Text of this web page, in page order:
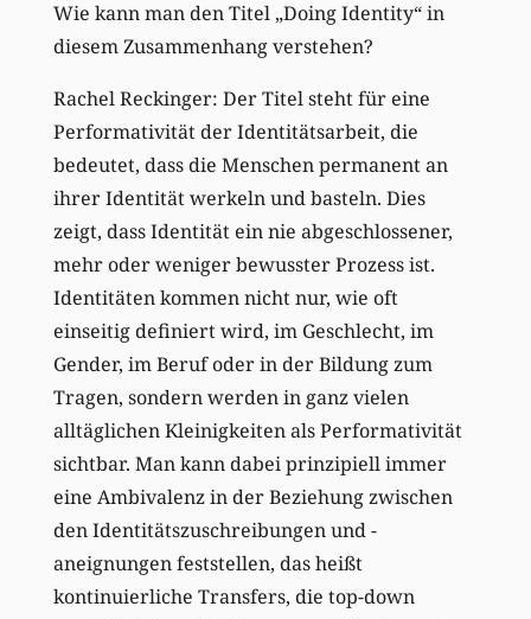
Wie kann man den Titel „Doing Identity“ in
diesem Zusammenhang verstehen?
Rachel Reckinger: Der Titel steht für eine
Performativität der Identitätsarbeit, die
bedeutet, dass die Menschen permanent an
ihrer Identität werkeln und basteln. Dies
zeigt, dass Identität ein nie abgeschlossener,
mehr oder weniger bewusster Prozess ist.
Identitäten kommen nicht nur, wie oft
einseitig definiert wird, im Geschlecht, im
Gender, im Beruf oder in der Bildung zum
Tragen, sondern werden in ganz vielen
alltäglichen Kleinigkeiten als Performativität
sichtbar. Man kann dabei prinzipiell immer
eine Ambivalenz in der Beziehung zwischen
den Identitätszuschreibungen und -
aneignungen feststellen, das heißt
kontinuierliche Transfers, die top-down